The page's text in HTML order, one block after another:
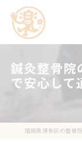
鍼灸整骨院
で安心して